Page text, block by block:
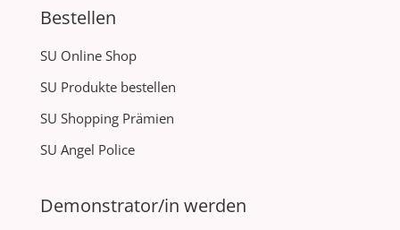
Bestellen
SU Online Shop
SU Produkte bestellen
SU Shopping Prämien
SU Angel Police
Demonstrator/in werden